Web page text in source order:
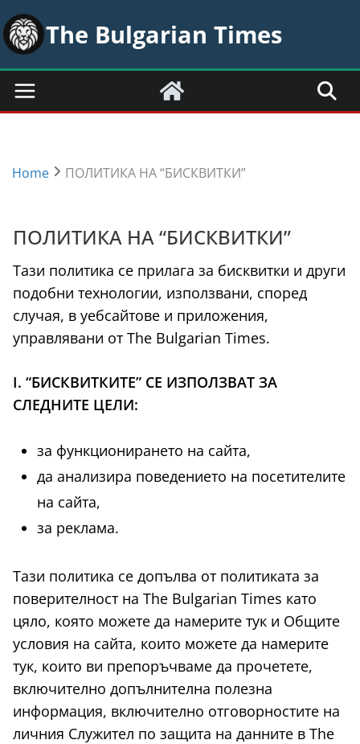
Skip
to
content
The Bulgarian Times
Home ПОЛИТИКА НА “БИСКВИТКИ”
ПОЛИТИКА НА “БИСКВИТКИ”
Тази политика се прилага за бисквитки и други
подобни технологии, използвани, според
случая, в уебсайтове и приложения,
управлявани от The Bulgarian Times.
I. “БИСКВИТКИТЕ” СЕ ИЗПОЛЗВАТ ЗА
СЛЕДНИТЕ ЦЕЛИ:
за функционирането на сайта,
да анализира поведението на посетителите
на сайта,
за реклама.
Тази политика се допълва от политиката за
поверителност на The Bulgarian Times като
цяло, която можете да намерите тук и Общите
условия на сайта, които можете да намерите
тук, които ви препоръчваме да прочетете,
включително допълнителна полезна
информация, включително отговорностите на
личния Служител по защита на данните в The